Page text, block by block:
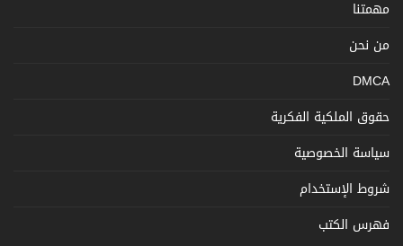
مهمتنا
من نحن
DMCA
حقوق الملكية الفكرية
سياسة الخصوصية
شروط الإستخدام
فهرس الكتب